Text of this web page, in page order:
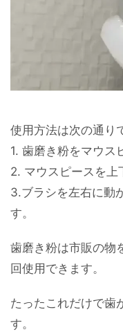
使用方法は次の通り
1. 歯磨き粉をマウス
2. マウスピースを上
3.ブラシを左右に動
す。
歯磨き粉は市販の物
回使用できます。
たったこれだけで歯
す。